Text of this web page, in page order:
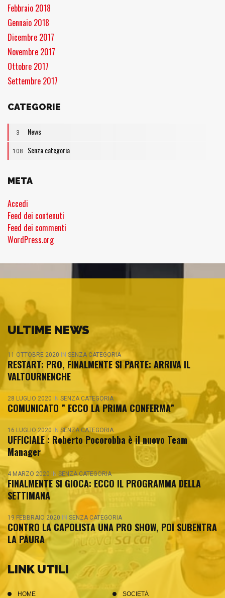
Febbraio 2018
Gennaio 2018
Dicembre 2017
Novembre 2017
Ottobre 2017
Settembre 2017
CATEGORIE
3 News
108 Senza categoria
META
Accedi
Feed dei contenuti
Feed dei commenti
WordPress.org
ULTIME NEWS
11 OTTOBRE 2020 IN SENZA CATEGORIA
RESTART: PRO, FINALMENTE SI PARTE: ARRIVA IL
VALTOURNENCHE
28 LUGLIO 2020 IN SENZA CATEGORIA
COMUNICATO ” ECCO LA PRIMA CONFERMA”
16 LUGLIO 2020 IN SENZA CATEGORIA
UFFICIALE : Roberto Pocorobba è il nuovo Team
Manager
4 MARZO 2020 IN SENZA CATEGORIA
FINALMENTE SI GIOCA: ECCO IL PROGRAMMA DELLA
SETTIMANA
19 FEBBRAIO 2020 IN SENZA CATEGORIA
CONTRO LA CAPOLISTA UNA PRO SHOW, POI SUBENTRA
LA PAURA
LINK UTILI
HOME
SOCIETÀ